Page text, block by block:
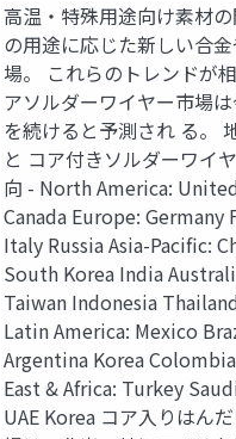
高温・特殊用途向け素材
の用途に応じた新しい合
場。 これらのトレンドが
アソルダーワイヤー市場
を続けると予測され る。
と コア付きソルダーワイ
向 - North America:
Canada Europe: Germany
Italy Russia Asia-Pacific:
South Korea India
Taiwan Indonesia
Latin America: Mexico
Argentina Korea
East & Africa: Turkey
UAE Korea コア入りはん